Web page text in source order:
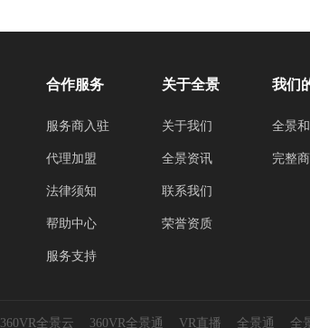
合作服务
服务商入驻
代理加盟
法律须知
帮助中心
服务支持
关于全景
关于我们
全景资讯
联系我们
荣誉资质
我们
全景
完整
360VR全景云 360VR全景通 VR直播 全景通 全